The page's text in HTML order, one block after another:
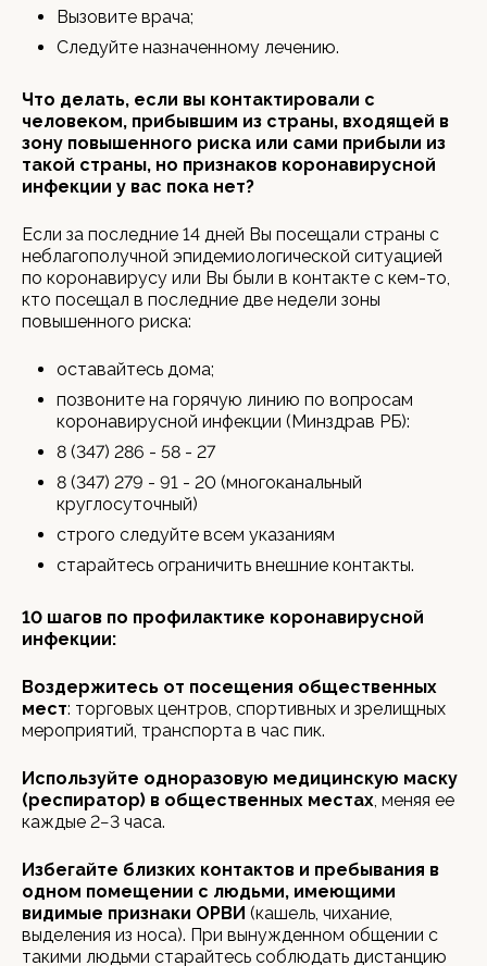
Вызовите врача;
Следуйте назначенному лечению.
Что делать, если вы контактировали с
человеком, прибывшим из страны, входящей в
зону повышенного риска или сами прибыли из
такой страны, но признаков коронавирусной
инфекции у вас пока нет?
Если за последние 14 дней Вы посещали страны с
неблагополучной эпидемиологической ситуацией
по коронавирусу или Вы были в контакте с кем-то,
кто посещал в последние две недели зоны
повышенного риска:
оставайтесь дома;
позвоните на горячую линию по вопросам
коронавирусной инфекции (Минздрав РБ):
8 (347) 286 - 58 - 27
8 (347) 279 - 91 - 20 (многоканальный
круглосуточный)
строго следуйте всем указаниям
старайтесь ограничить внешние контакты.
10 шагов по профилактике коронавирусной
инфекции:
Воздержитесь от посещения общественных
мест: торговых центров, спортивных и зрелищных
мероприятий, транспорта в час пик.
Используйте одноразовую медицинскую маску
(респиратор) в общественных местах, меняя ее
каждые 2−3 часа.
Избегайте близких контактов и пребывания в
одном помещении с людьми, имеющими
видимые признаки ОРВИ (кашель, чихание,
выделения из носа). При вынужденном общении с
такими людьми старайтесь соблюдать дистанцию